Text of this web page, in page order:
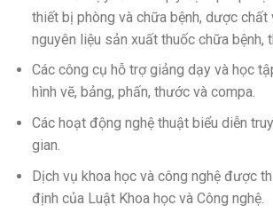
thiết bị phòng và chữa bệnh, dược chất
nguyên liệu sản xuất thuốc chữa bệnh,
Các công cụ hỗ trợ giảng dạy và học
hình vẽ, bảng, phấn, thước và compa.
Các hoạt động nghệ thuật biểu diễn
gian.
Dịch vụ khoa học và công nghệ được
định của Luật Khoa học và Công nghệ.